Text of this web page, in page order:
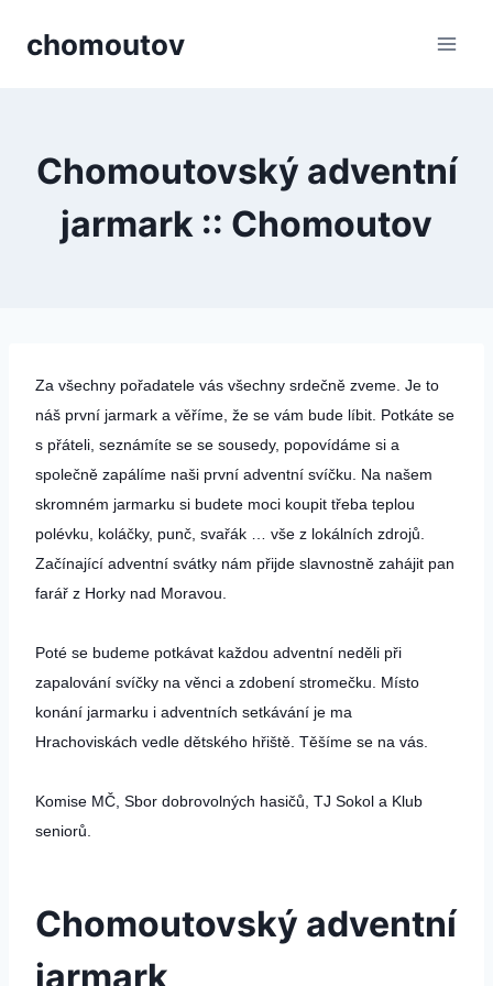
chomoutov
Chomoutovský adventní
jarmark :: Chomoutov
Za všechny pořadatele vás všechny srdečně zveme. Je to
náš první jarmark a věříme, že se vám bude líbit. Potkáte se
s přáteli, seznámíte se se sousedy, popovídáme si a
společně zapálíme naši první adventní svíčku. Na našem
skromném jarmarku si budete moci koupit třeba teplou
polévku, koláčky, punč, svařák … vše z lokálních zdrojů.
Začínající adventní svátky nám přijde slavnostně zahájit pan
farář z Horky nad Moravou.
Poté se budeme potkávat každou adventní neděli při
zapalování svíčky na věnci a zdobení stromečku. Místo
konání jarmarku i adventních setkávání je ma
Hrachoviskách vedle dětského hřiště. Těšíme se na vás.
Komise MČ, Sbor dobrovolných hasičů, TJ Sokol a Klub
seniorů.
Chomoutovský adventní
jarmark